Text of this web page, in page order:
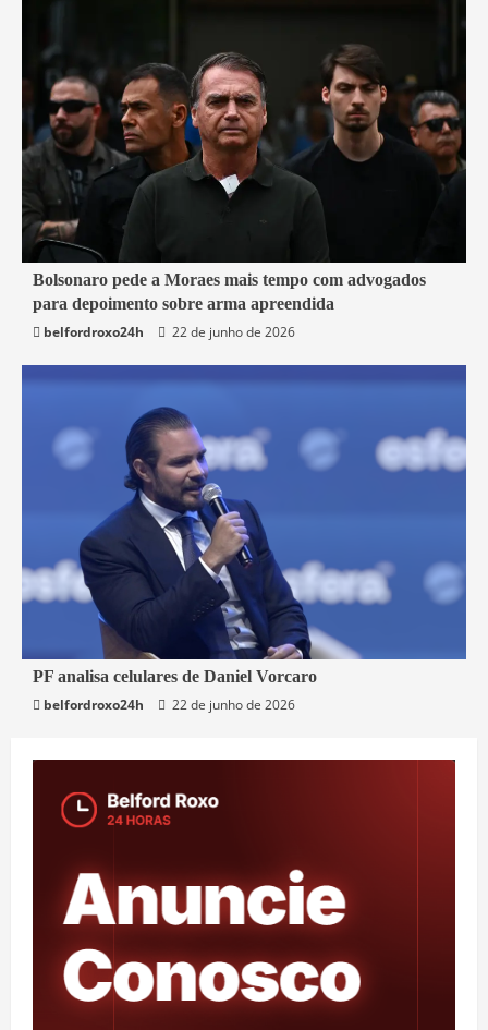
3 min read
Brasil
Bolsonaro pede a Moraes mais tempo com advogados
para depoimento sobre arma apreendida
belfordroxo24h
22 de junho de 2026
3 min read
Brasil
PF analisa celulares de Daniel Vorcaro
belfordroxo24h
22 de junho de 2026